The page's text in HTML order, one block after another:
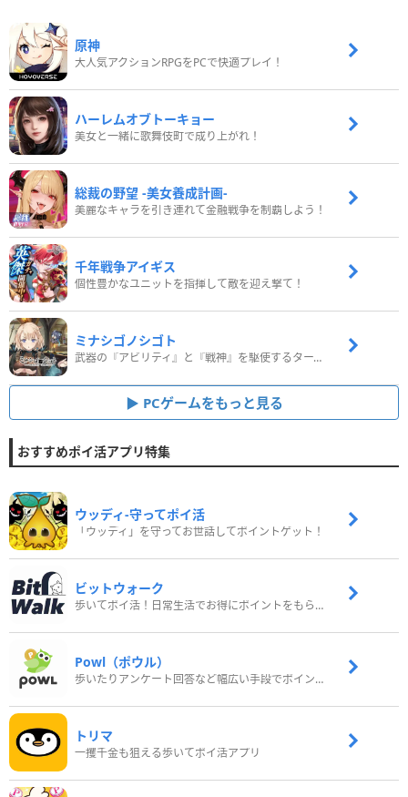
原神
大人気アクションRPGをPCで快適プレイ！
ハーレムオブトーキョー
美女と一緒に歌舞伎町で成り上がれ！
総裁の野望 -美女養成計画-
美麗なキャラを引き連れて金融戦争を制覇しよう！
千年戦争アイギス
個性豊かなユニットを指揮して敵を迎え撃て！
ミナシゴノシゴト
武器の『アビリティ』と『戦神』を駆使するターン制コマンドバトルRPG！
PCゲームをもっと見る
おすすめポイ活アプリ特集
ウッディ‐守ってポイ活
「ウッディ」を守ってお世話してポイントゲット！
ビットウォーク
歩いてポイ活！日常生活でお得にポイントをもらおう
Powl（ポウル）
歩いたりアンケート回答など幅広い手段でポイントをゲット
トリマ
一攫千金も狙える歩いてポイ活アプリ